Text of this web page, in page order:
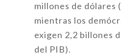
millones de dólares
mientras los
exigen 2,2 billones
del PIB).